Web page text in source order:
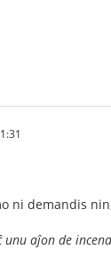
ni demandis
unu aĵon de